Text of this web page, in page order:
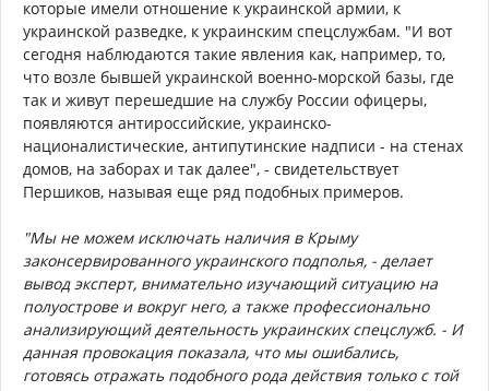
которые имели отношение к украинской армии, к
украинской разведке, к украинским спецслужбам. "И вот
сегодня наблюдаются такие явления как, например, то,
что возле бывшей украинской военно-морской базы, где
так и живут перешедшие на службу России офицеры,
появляются антироссийские, украинско-
националистические, антипутинские надписи - на стенах
домов, на заборах и так далее", - свидетельствует
Першиков, называя еще ряд подобных примеров.
"Мы не можем исключать наличия в Крыму
законсервированного украинского подполья, - делает
вывод эксперт, внимательно изучающий ситуацию на
полуострове и вокруг него, а также профессионально
анализирующий деятельность украинских спецслужб. - И
данная провокация показала, что мы ошибались,
готовясь отражать подобного рода действия только с той